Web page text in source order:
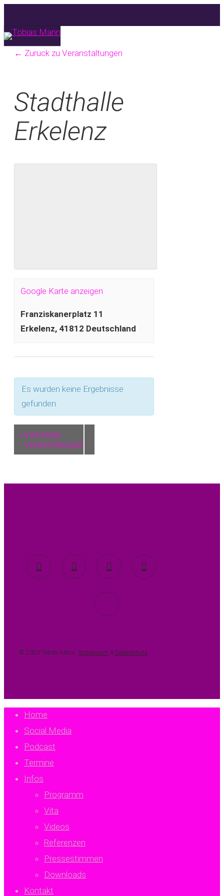
main
content
← Zurück zu Veranstaltungen
Stadthalle
Erkelenz
Google Karte anzeigen
Franziskanerplatz 11
Erkelenz, 41812 Deutschland
Es wurden keine Ergebnisse
gefunden.
«Vorheriger
Veranstaltungen
© 2026 Tobias Mann. Impressum & Datenschutz.
Close
Menu
Home
Social Media
Podcast
Termine
Infos
Programm
Vita
Videos
Referenzen
Presse­stimmen
Downloads
Kontakt